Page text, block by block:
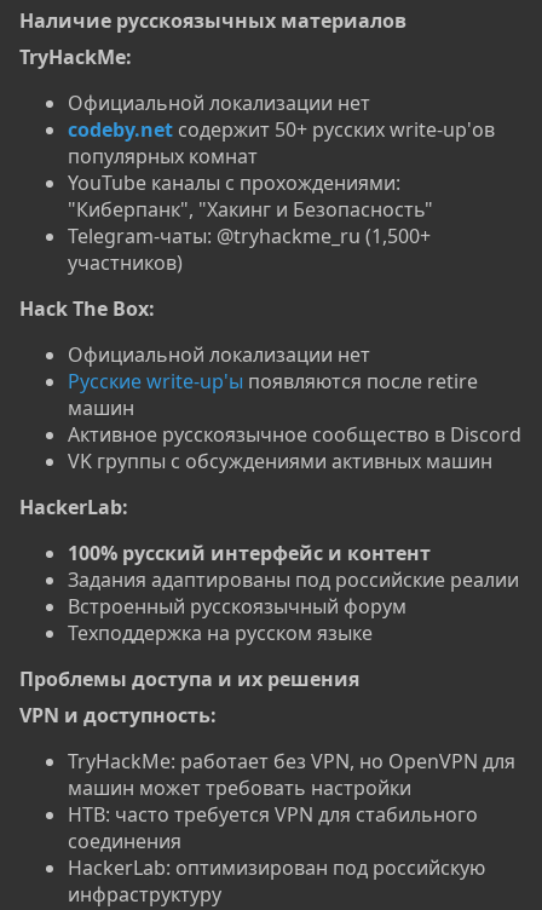
Наличие русскоязычных материалов​
TryHackMe:
Официальной локализации нет
codeby.net содержит 50+ русских write-up'ов
популярных комнат
YouTube каналы с прохождениями:
"Киберпанк", "Хакинг и Безопасность"
Telegram-чаты: @tryhackme_ru (1,500+
участников)
Hack The Box:
Официальной локализации нет
Русские write-up'ы появляются после retire
машин
Активное русскоязычное сообщество в Discord
VK группы с обсуждениями активных машин
HackerLab:
100% русский интерфейс и контент
Задания адаптированы под российские реалии
Встроенный русскоязычный форум
Техподдержка на русском языке
Проблемы доступа и их решения​
VPN и доступность:
TryHackMe: работает без VPN, но OpenVPN для
машин может требовать настройки
HTB: часто требуется VPN для стабильного
соединения
HackerLab: оптимизирован под российскую
инфраструктуру